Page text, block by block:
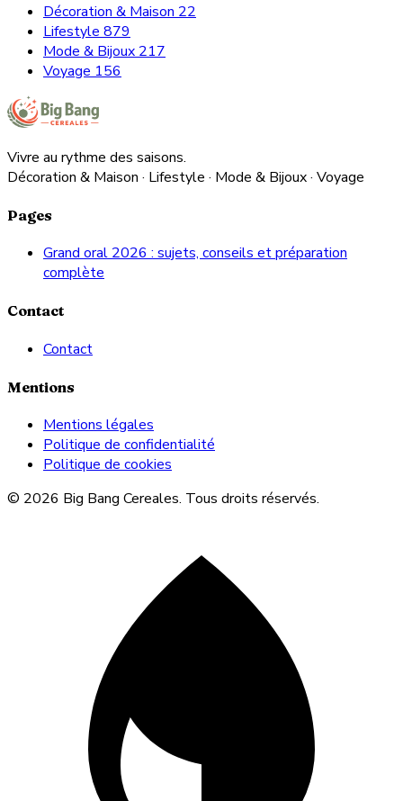
Décoration & Maison 22
Lifestyle 879
Mode & Bijoux 217
Voyage 156
Vivre au rythme des saisons.
Décoration & Maison · Lifestyle · Mode & Bijoux · Voyage
Pages
Grand oral 2026 : sujets, conseils et préparation
complète
Contact
Contact
Mentions
Mentions légales
Politique de confidentialité
Politique de cookies
© 2026 Big Bang Cereales. Tous droits réservés.